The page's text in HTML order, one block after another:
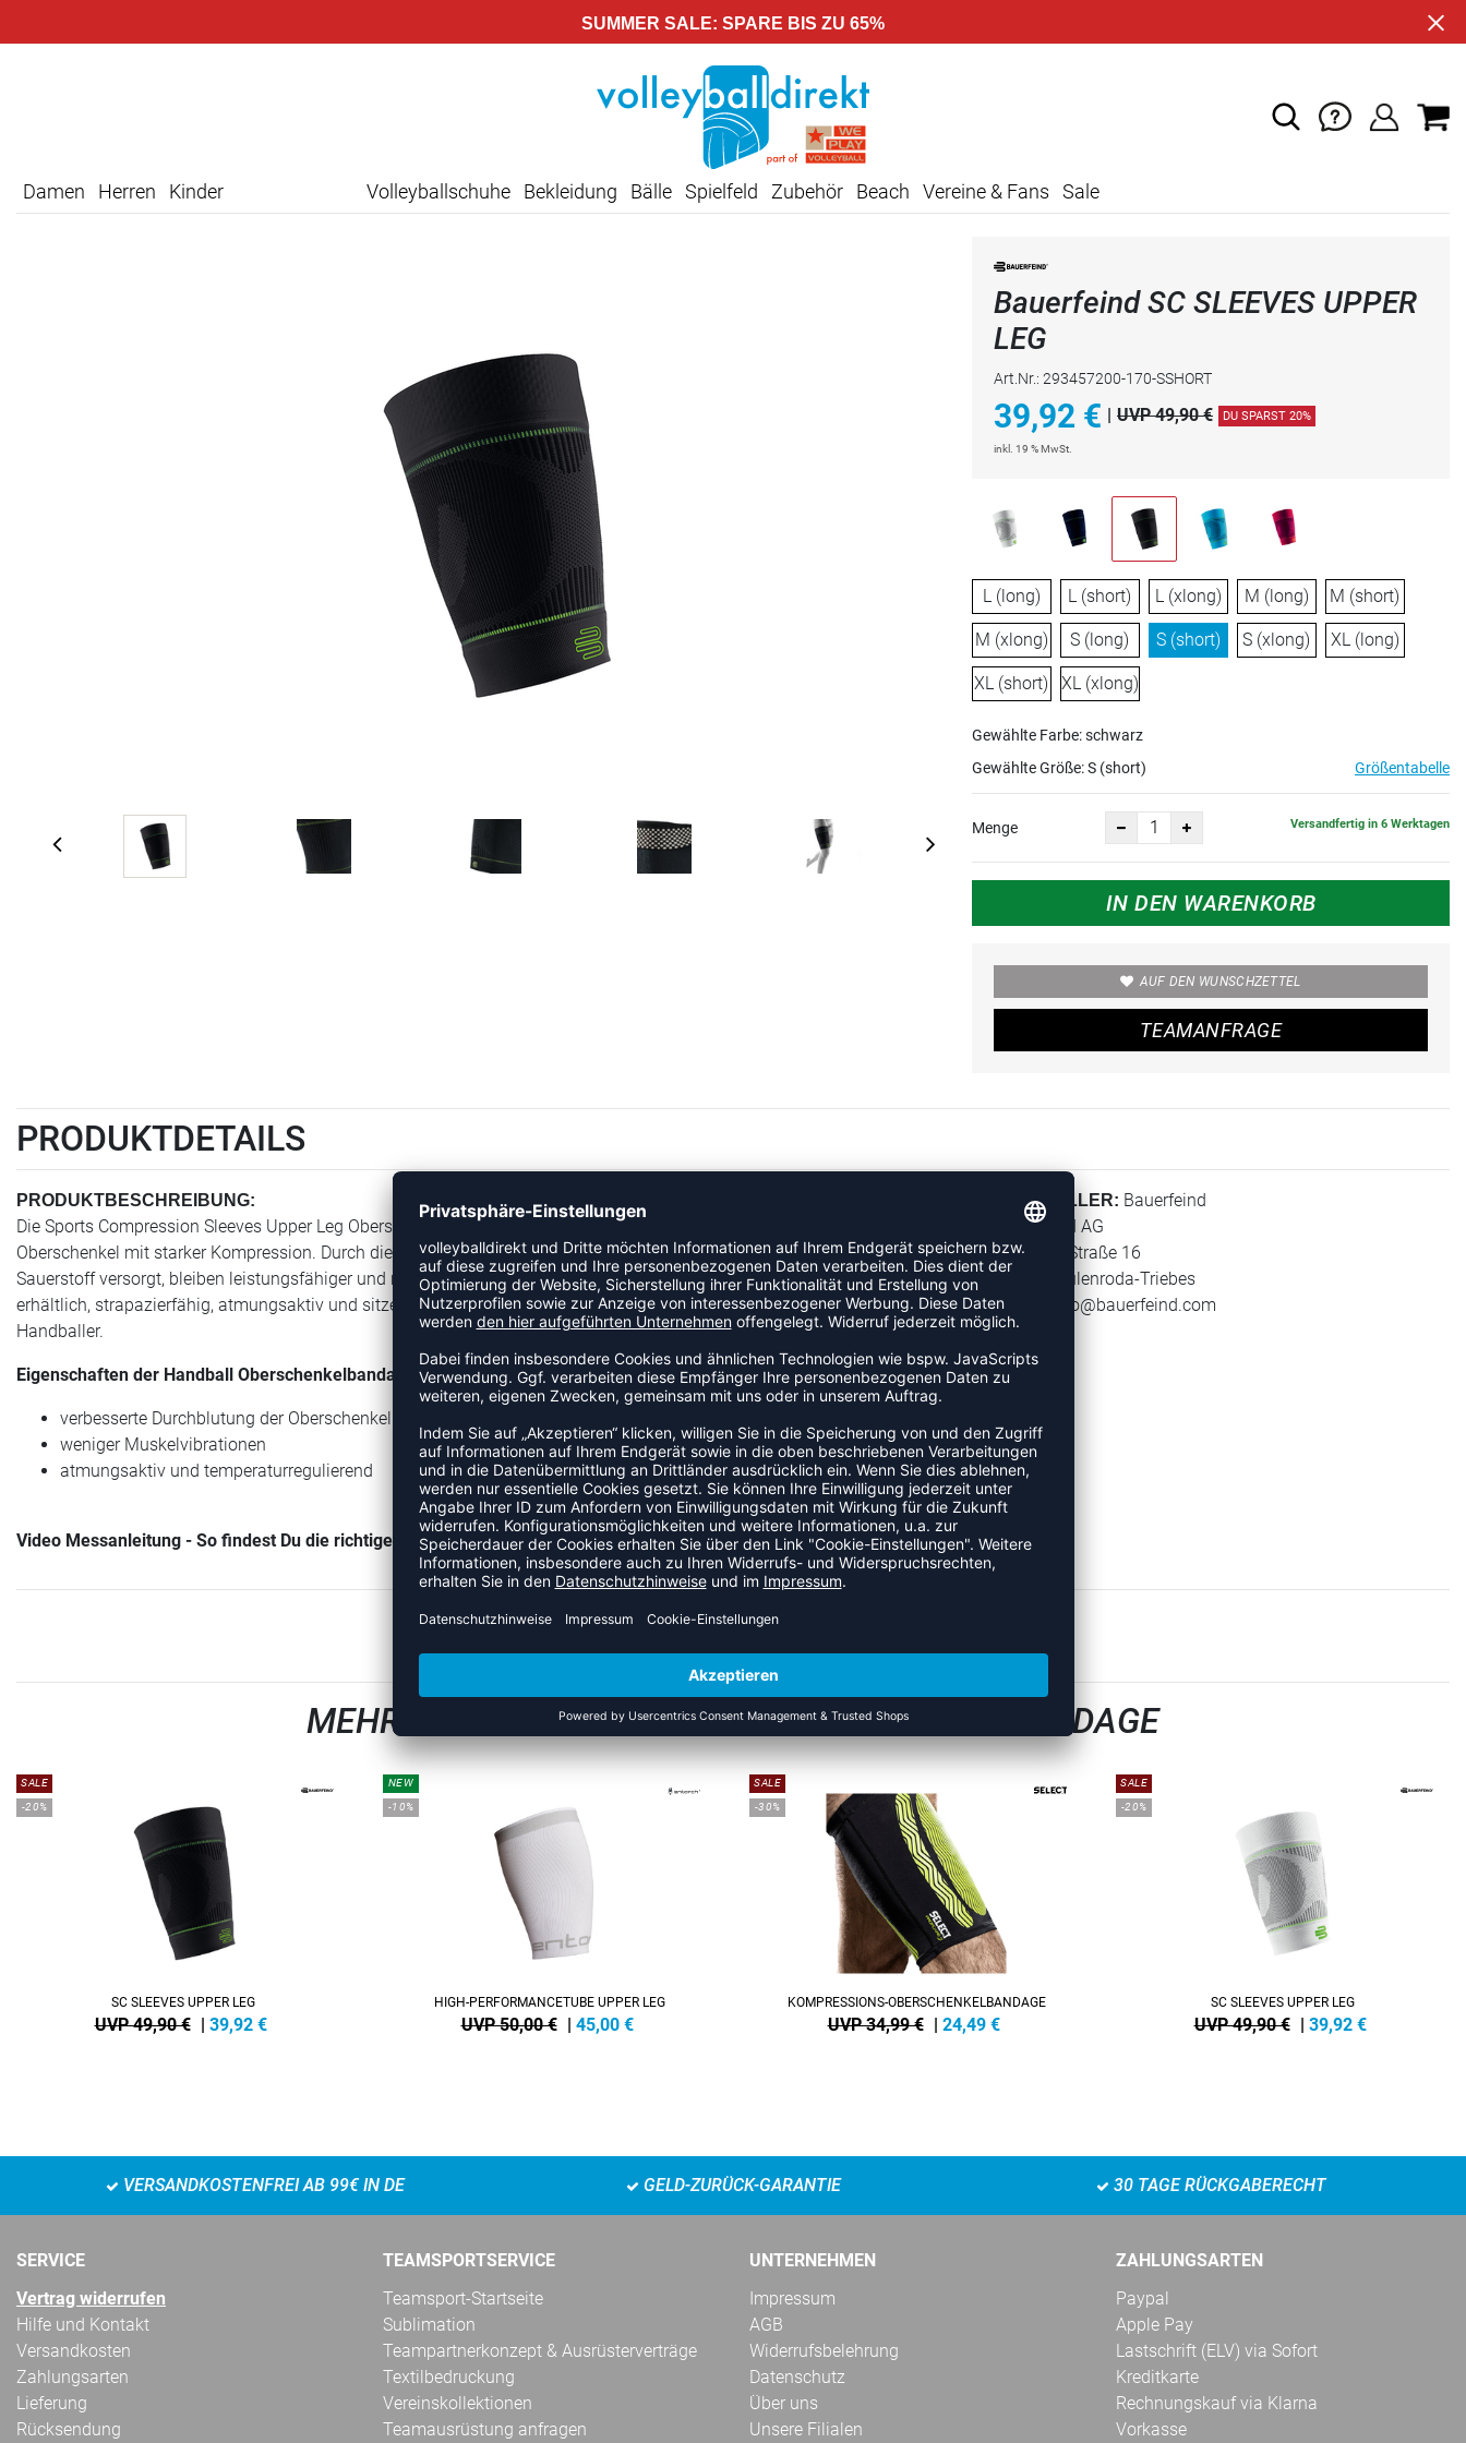
SUMMER SALE: SPARE BIS ZU 65%
Damen Herren Kinder Volleyballschuhe Bekleidung Bälle Spielfeld Zubehör Beach Vereine & Fans Sale
Bauerfeind SC SLEEVES UPPER
LEG
Art.Nr.: 293457200-170-SSHORT
39,92 € UVP 49,90 € DU SPARST 20%
inkl. 19 % MwSt.
L (long) L (short) L (xlong) M (long) M (short)
M (xlong) S (long) S (short) S (xlong) XL (long)
XL (short) XL (xlong)
Gewählte Farbe: schwarz
Gewählte Größe:S (short) Größentabelle
Menge Versandfertig in 6 Werktagen
IN DEN WARENKORB
AUF DEN WUNSCHZETTEL
TEAMANFRAGE
PRODUKTDETAILS
PRODUKTBESCHREIBUNG:
Die Sports Compression Sleeves Upper Leg Oberschenkelbandage von Bauerfeind kräftigen die Muskulatur der
Oberschenkel mit starker Kompression. Durch die durchblutungsfördernde Wirkung werden die Muskeln besser mit
Sauerstoff versorgt, bleiben leistungsfähiger und regenerieren schneller. Die Sleeves im sportlichen Design sind paarweise
erhältlich, strapazierfähig, atmungsaktiv und sitzen sicher dank einem Silikonhaftband am oberen Abschluss. Iddeal für alle
Handballer.
Eigenschaften der Handball Oberschenkelbandage von Bauerfeind:
verbesserte Durchblutung der Oberschenkel
weniger Muskelvibrationen
atmungsaktiv und temperaturregulierend
Video Messanleitung - So findest Du die richtige Größe:
HERSTELLER: Bauerfeind
Bauerfeind AG
Triebeser Straße 16
07937 Zeulenroda-Triebes
E-Mail:
info@bauerfeind.com
ZULETZT ANGESEHEN
MEHR AUS DER KATEGORIE OBERSCHENKELBANDAGE
SALE
-20%
SC SLEEVES UPPER LEG
UVP 49,90 € | 39,92 €
NEW
-10%
HIGH-PERFORMANCETUBE UPPER LEG
UVP 50,00 € | 45,00 €
SALE
-30%
KOMPRESSIONS-OBERSCHENKELBANDAGE
UVP 34,99 € | 24,49 €
SALE
-20%
SC SLEEVES UPPER LEG
UVP 49,90 € | 39,92 €
VERSANDKOSTENFREI AB 99€ IN DE GELD-ZURÜCK-GARANTIE 30 TAGE RÜCKGABERECHT
SERVICE
Vertrag widerrufen
Hilfe und Kontakt
Versandkosten
Zahlungsarten
Lieferung
Rücksendung
TEAMSPORTSERVICE
Teamsport-Startseite
Sublimation
Teampartnerkonzept & Ausrüsterverträge
Textilbedruckung
Vereinskollektionen
Teamausrüstung anfragen
UNTERNEHMEN
Impressum
AGB
Widerrufsbelehrung
Datenschutz
Über uns
Unsere Filialen
ZAHLUNGSARTEN
Paypal
Apple Pay
Lastschrift (ELV) via Sofort
Kreditkarte
Rechnungskauf via Klarna
Vorkasse